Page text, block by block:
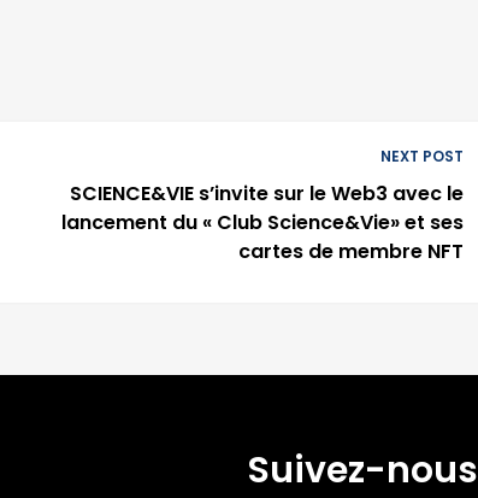
NEXT POST
SCIENCE&VIE s’invite sur le Web3 avec le
lancement du « Club Science&Vie» et ses
cartes de membre NFT
Suivez-nous